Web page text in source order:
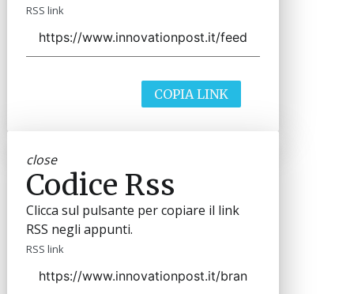
RSS link
COPIA LINK
close
Codice Rss
Clicca sul pulsante per copiare il link
RSS negli appunti.
RSS link